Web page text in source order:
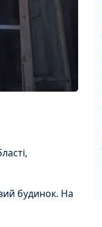
будинок. На